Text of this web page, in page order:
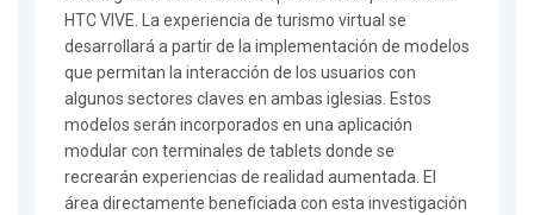
HTC VIVE. La experiencia de turismo virtual se
desarrollará a partir de la implementación de modelos
que permitan la interacción de los usuarios con
algunos sectores claves en ambas iglesias. Estos
modelos serán incorporados en una aplicación
modular con terminales de tablets donde se
recrearán experiencias de realidad aumentada. El
área directamente beneficiada con esta investigación